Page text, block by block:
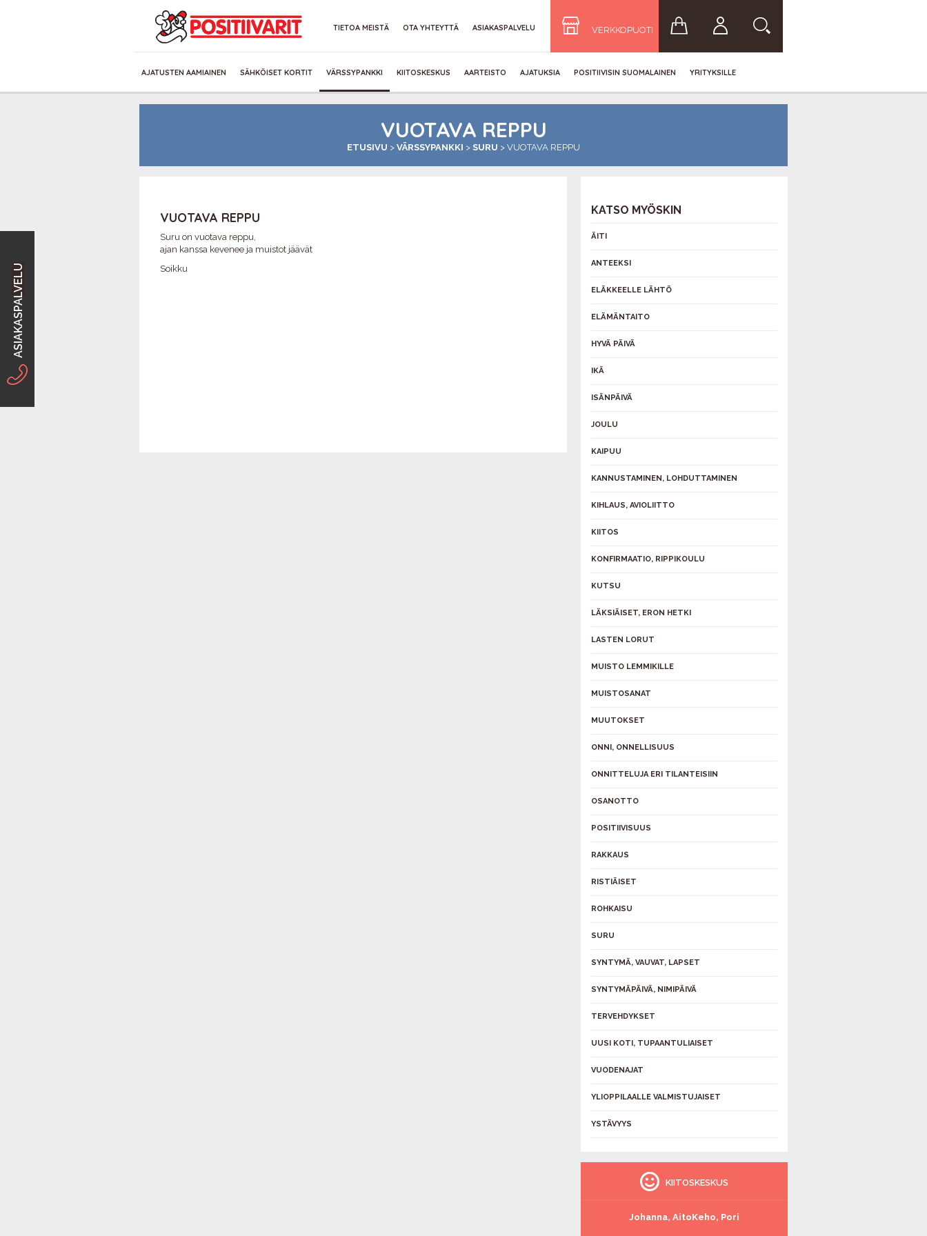
TIETOA MEISTÄ OTA YHTEYTTÄ ASIAKASPALVELU VERKKOPUOTI
AJATUSTEN AAMIAINEN SÄHKÖISET KORTIT VÄRSSYPANKKI KIITOSKESKUS AARTEISTO AJATUKSIA POSITIIVISIN SUOMALAINEN YRITYKSILLE
VUOTAVA REPPU
ETUSIVU > VÄRSSYPANKKI > SURU > VUOTAVA REPPU
VUOTAVA REPPU
Suru on vuotava reppu,
ajan kanssa kevenee ja muistot jäävät
Soikku
KATSO MYÖSKIN
ÄITI
ANTEEKSI
ELÄKKEELLE LÄHTÖ
ELÄMÄNTAITO
HYVÄ PÄIVÄ
IKÄ
ISÄNPÄIVÄ
JOULU
KAIPUU
KANNUSTAMINEN, LOHDUTTAMINEN
KIHLAUS, AVIOLIITTO
KIITOS
KONFIRMAATIO, RIPPIKOULU
KUTSU
LÄKSIÄISET, ERON HETKI
LASTEN LORUT
MUISTO LEMMIKILLE
MUISTOSANAT
MUUTOKSET
ONNI, ONNELLISUUS
ONNITTELUJA ERI TILANTEISIIN
OSANOTTO
POSITIIVISUUS
RAKKAUS
RISTIÄISET
ROHKAISU
SURU
SYNTYMÄ, VAUVAT, LAPSET
SYNTYMÄPÄIVÄ, NIMIPÄIVÄ
TERVEHDYKSET
UUSI KOTI, TUPAANTULIAISET
VUODENAJAT
YLIOPPILAALLE VALMISTUJAISET
YSTÄVYYS
KIITOSKESKUS
Johanna, AitoKeho, Pori
ASIAKASPALVELU